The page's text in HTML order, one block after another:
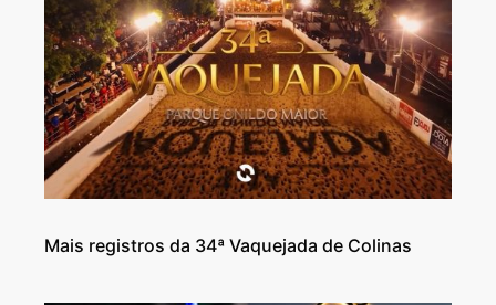
Mais registros da 34ª Vaquejada de Colinas